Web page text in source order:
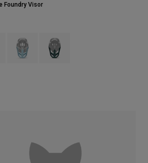
Foundry Visor
swatch type of Donker kastanjebruin.
Product swatch type of Middernachtblauw.
Product swatch type of Salie